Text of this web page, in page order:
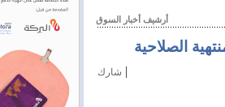
أرشيف أخبار السوق
الصلاحية
شارك |